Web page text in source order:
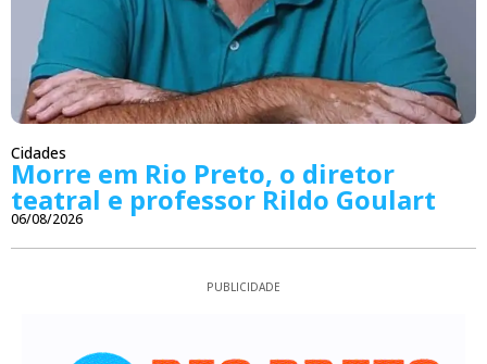
Cidades
Morre em Rio Preto, o diretor
teatral e professor Rildo Goulart
06/08/2026
PUBLICIDADE